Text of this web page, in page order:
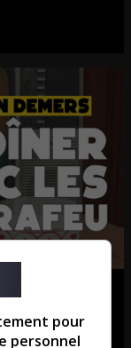
se
pour
personnel